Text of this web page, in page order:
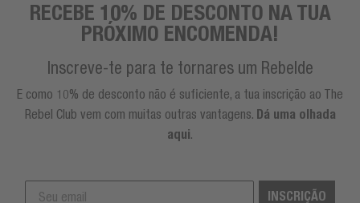
RECEBE 10% DE DESCONTO NA TUA
PRÓXIMO ENCOMENDA!
Inscreve-te para te tornares um Rebelde
E como 10% de desconto não é suficiente, a tua inscrição ao The
Rebel Club vem com muitas outras vantagens. Dá uma olhada
aqui
INSCRIÇÃO